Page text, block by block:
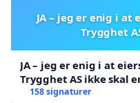
JA – jeg er enig i at
Trygghet
JA – jeg er enig i at
Trygghet AS ikke skal
158 signaturer